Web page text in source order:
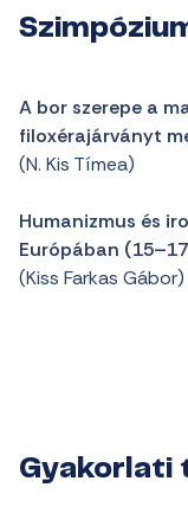
A bor szerepe a
filoxérajárványt
(N. Kis Tímea)
Humanizmus és
Európában
(Kiss Farkas Gábor)
Gyakorlati